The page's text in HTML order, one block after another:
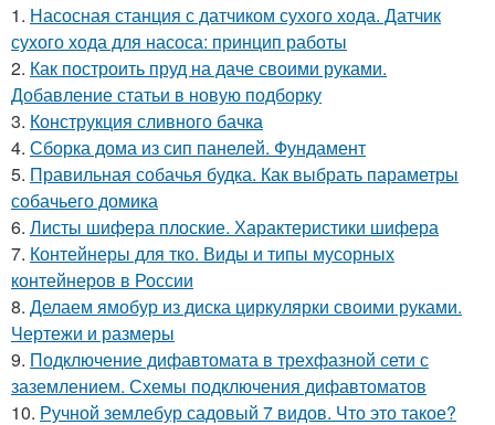
1. Насосная станция с датчиком сухого хода. Датчик
сухого хода для насоса: принцип работы
2. Как построить пруд на даче своими руками.
Добавление статьи в новую подборку
3. Конструкция сливного бачка
4. Сборка дома из сип панелей. Фундамент
5. Правильная собачья будка. Как выбрать параметры
собачьего домика
6. Листы шифера плоские. Характеристики шифера
7. Контейнеры для тко. Виды и типы мусорных
контейнеров в России
8. Делаем ямобур из диска циркулярки своими руками.
Чертежи и размеры
9. Подключение дифавтомата в трехфазной сети с
заземлением. Схемы подключения дифавтоматов
10. Ручной землебур садовый 7 видов. Что это такое?